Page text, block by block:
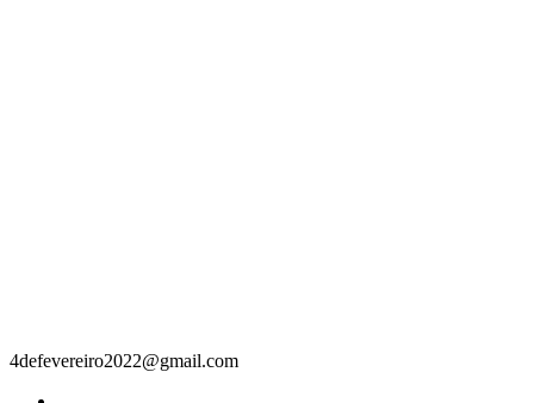
4defevereiro2022@gmail.com